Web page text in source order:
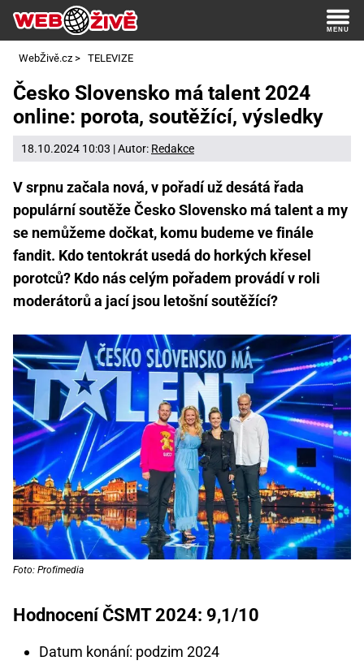
WebŽivě.cz > TELEVIZE
Česko Slovensko má talent 2024
online: porota, soutěžící, výsledky
18.10.2024 10:03 | Autor: Redakce
V srpnu začala nová, v pořadí už desátá řada
populární soutěže Česko Slovensko má talent a my
se nemůžeme dočkat, komu budeme ve finále
fandit. Kdo tentokrát usedá do horkých křesel
porotců? Kdo nás celým pořadem provádí v roli
moderátorů a jací jsou letošní soutěžící?
Foto: Profimedia
Hodnocení ČSMT 2024: 9,1/10
Datum konání: podzim 2024